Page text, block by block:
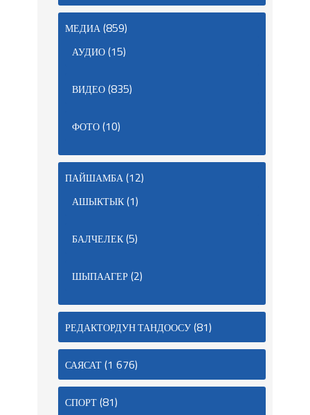
МЕДИА(859)
АУДИО(15)
ВИДЕО(835)
ФОТО(10)
ПАЙШАМБА(12)
АШЫКТЫК(1)
БАЛЧЕЛЕК(5)
ШЫПААГЕР(2)
РЕДАКТОРДУН ТАНДООСУ(81)
САЯСАТ(1 676)
СПОРТ(81)